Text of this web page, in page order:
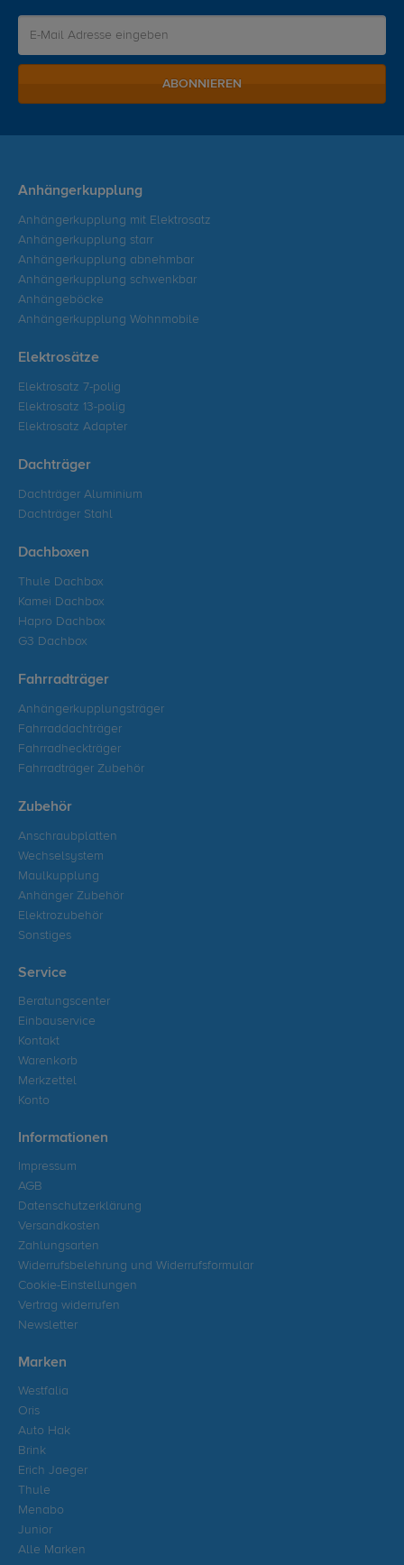
ABONNIEREN
Anhängerkupplung
Anhängerkupplung mit Elektrosatz
Anhängerkupplung starr
Anhängerkupplung abnehmbar
Anhängerkupplung schwenkbar
Anhängeböcke
Anhängerkupplung Wohnmobile
Elektrosätze
Elektrosatz 7-polig
Elektrosatz 13-polig
Elektrosatz Adapter
Dachträger
Dachträger Aluminium
Dachträger Stahl
Dachboxen
Thule Dachbox
Kamei Dachbox
Hapro Dachbox
G3 Dachbox
Fahrradträger
Anhängerkupplungsträger
Fahrraddachträger
Fahrradheckträger
Fahrradträger Zubehör
Zubehör
Anschraubplatten
Wechselsystem
Maulkupplung
Anhänger Zubehör
Elektrozubehör
Sonstiges
Service
Beratungscenter
Einbauservice
Kontakt
Warenkorb
Merkzettel
Konto
Informationen
Impressum
AGB
Datenschutzerklärung
Versandkosten
Zahlungsarten
Widerrufsbelehrung und Widerrufsformular
Cookie-Einstellungen
Vertrag widerrufen
Newsletter
Marken
Westfalia
Oris
Auto Hak
Brink
Erich Jaeger
Thule
Menabo
Junior
Alle Marken